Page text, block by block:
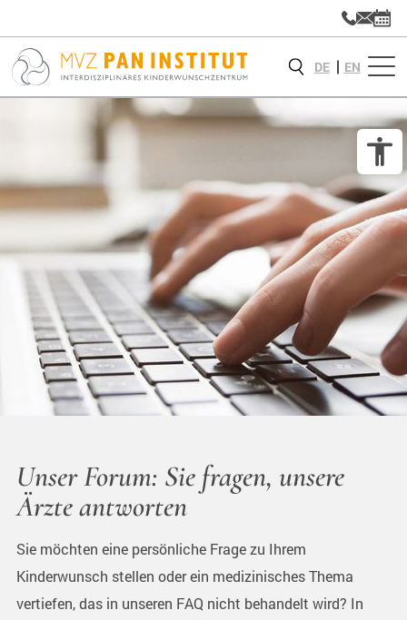
DE EN
Unser Forum: Sie fragen, unsere
Ärzte antworten
Sie möchten eine persönliche Frage zu Ihrem
Kinderwunsch stellen oder ein medizinisches Thema
vertiefen, das in unseren FAQ nicht behandelt wird? In